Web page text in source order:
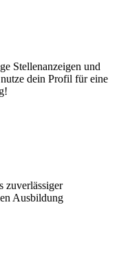
Stellenanzeigen und
dein Profil für eine
zuverlässiger
Ausbildung